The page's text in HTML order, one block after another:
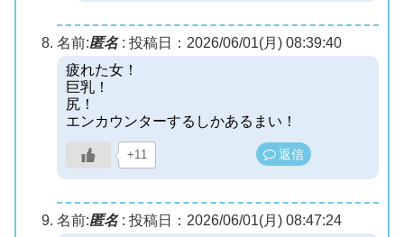
名前:匿名: 投稿日：2026/06/01(月) 08:39:40
疲れた女！
巨乳！
尻！
エンカウンターするしかあるまい！
+11 返信
名前:匿名: 投稿日：2026/06/01(月) 08:47:24